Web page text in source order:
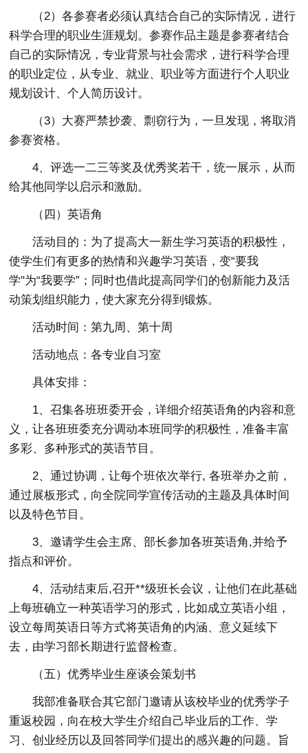
（2）各参赛者必须认真结合自己的实际情况，进行
科学合理的职业生涯规划。参赛作品主题是参赛者结合
自己的实际情况，专业背景与社会需求，进行科学合理
的职业定位，从专业、就业、职业等方面进行个人职业
规划设计、个人简历设计。
（3）大赛严禁抄袭、剽窃行为，一旦发现，将取消
参赛资格。
4、评选一二三等奖及优秀奖若干，统一展示，从而
给其他同学以启示和激励。
（四）英语角
活动目的：为了提高大一新生学习英语的积极性，
使学生们有更多的热情和兴趣学习英语，变“要我
学"为“我要学”；同时也借此提高同学们的创新能力及活
动策划组织能力，使大家充分得到锻炼。
活动时间：第九周、第十周
活动地点：各专业自习室
具体安排：
1、召集各班班委开会，详细介绍英语角的内容和意
义，让各班班委充分调动本班同学的积极性，准备丰富
多彩、多种形式的英语节目。
2、通过协调，让每个班依次举行, 各班举办之前，
通过展板形式，向全院同学宣传活动的主题及具体时间
以及特色节目。
3、邀请学生会主席、部长参加各班英语角,并给予
指点和评价。
4、活动结束后,召开**级班长会议，让他们在此基础
上每班确立一种英语学习的形式，比如成立英语小组，
设立每周英语日等方式将英语角的内涵、意义延续下
去，由学习部长期进行监督检查。
（五）优秀毕业生座谈会策划书
我部准备联合其它部门邀请从该校毕业的优秀学子
重返校园，向在校大学生介绍自己毕业后的工作、学
习、创业经历以及回答同学们提出的感兴趣的问题。旨